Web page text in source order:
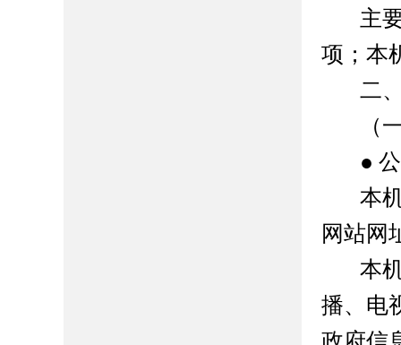
主
项；本
二
（
●
本
网站网
本
播、电